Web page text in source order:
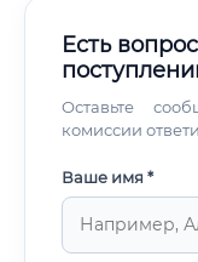
Есть
Оставьте
комиссии
Ваше имя *